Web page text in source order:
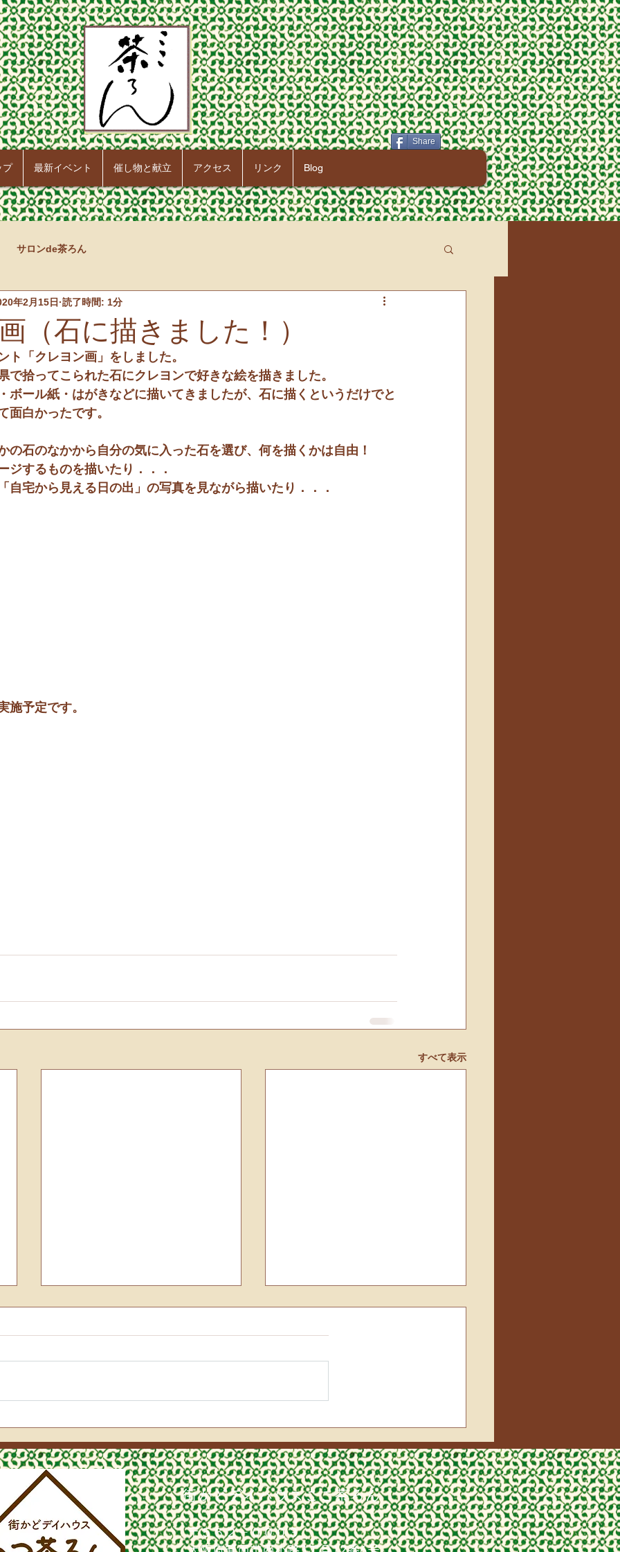
Share
プ 最新イベント 催し物と献立 アクセス リンク Blog
サロンde茶ろん
（石に描きました！）
年2月15日 読了時間: 1分
ト「クレヨン画」をしました。
で拾ってこられた石にクレヨンで好きな絵を描きました。
ボール紙・はがきなどに描いてきましたが、石に描くというだけでと
面白かったです。
の石のなかから自分の気に入った石を選び、何を描くかは自由！
ジするものを描いたり．．．
自宅から見える日の出」の写真を見ながら描いたり．．．
施予定です。
すべて表示
絵手紙
街かどデイハウスここ茶ろん
〒５６２－０００３